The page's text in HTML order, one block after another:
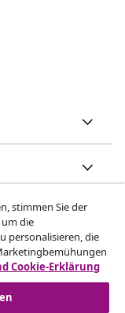
stimmen Sie der
die
personalisieren, die
Cookie-Erklärung